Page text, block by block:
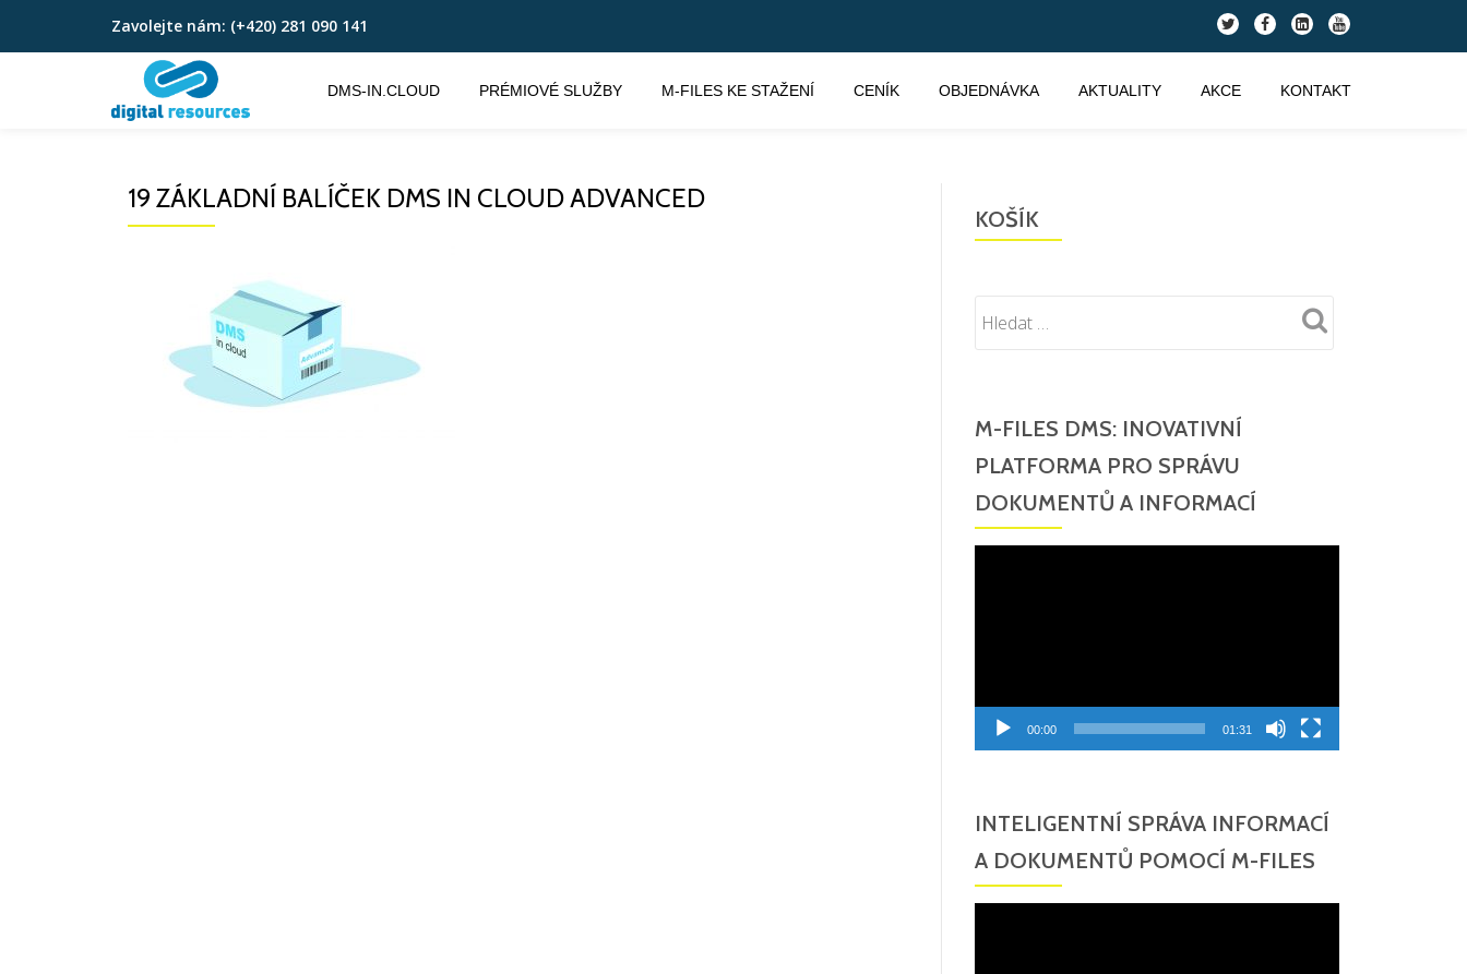
Přeskočit
Zavolejte nám: (+420) 281 090 141
fa-
twitter
fa-
facebook
fa-
linkedin-
square
fa-
youtube
DMS-IN.CLOUD PRÉMIOVÉ SLUŽBY M-FILES KE STAŽENÍ CENÍK OBJEDNÁVKA AKTUALITY AKCE KONTAKT
19 ZÁKLADNÍ BALÍČEK DMS IN CLOUD ADVANCED
KOŠÍK
M-FILES DMS: INOVATIVNÍ
PLATFORMA PRO SPRÁVU
DOKUMENTŮ A INFORMACÍ
00:00 01:31
INTELIGENTNÍ SPRÁVA INFORMACÍ
A DOKUMENTŮ POMOCÍ M-FILES